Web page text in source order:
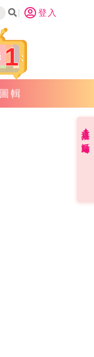
登入
1
圖輯
直播✦活動